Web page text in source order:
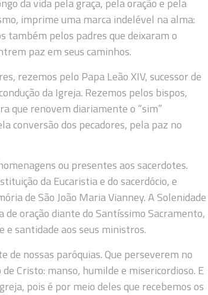
da vida pela graça, pela oração e pela
imprime uma marca indelével na alma:
também pelos padres que deixaram o
paz em seus caminhos.
rezemos pelo Papa Leão XIV, sucessor de
da Igreja. Rezemos pelos bispos,
que renovem diariamente o “sim”
conversão dos pecadores, pela paz no
ou presentes aos sacerdotes.
da Eucaristia e do sacerdócio, e
de São João Maria Vianney. A Solenidade
de oração diante do Santíssimo Sacramento,
e santidade aos seus ministros.
de nossas paróquias. Que perseverem no
Cristo: manso, humilde e misericordioso. E
pois é por meio deles que recebemos os